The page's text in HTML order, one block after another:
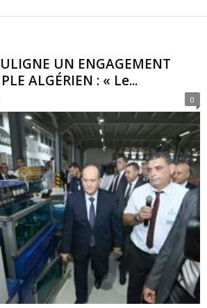
UN ENGAGEMENT
ALGÉRIEN : « Le...
0